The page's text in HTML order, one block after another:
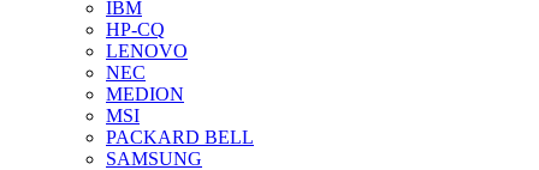
IBM
HP-CQ
LENOVO
NEC
MEDION
MSI
PACKARD BELL
SAMSUNG